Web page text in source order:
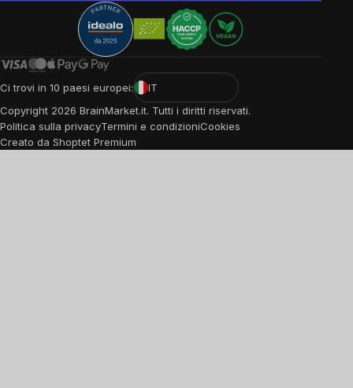
Ci trovi in 10 paesi europei:
IT
Copyright 2026 BrainMarket.it. Tutti i diritti riservati.
Politica sulla privacyTermini e condizioniCookies
Creato da Shoptet Premium